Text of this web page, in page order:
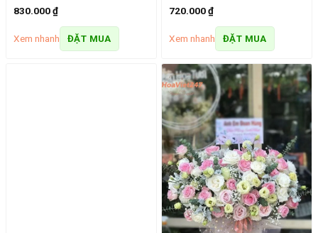
830.000₫
Xem nhanh ĐẶT MUA
720.000₫
Xem nhanh ĐẶT MUA